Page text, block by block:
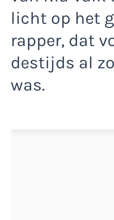
licht op het
rapper, dat
destijds al
was.